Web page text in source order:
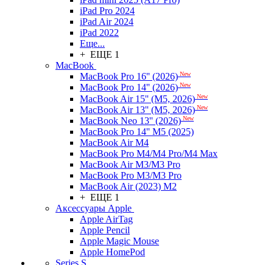
iPad Pro 2024
iPad Air 2024
iPad 2022
Еще...
+ ЕЩЕ 1
MacBook
MacBook Pro 16'' (2026) New
MacBook Pro 14'' (2026) New
MacBook Air 15'' (M5, 2026) New
MacBook Air 13'' (M5, 2026) New
MacBook Neo 13'' (2026) New
MacBook Pro 14'' M5 (2025)
MacBook Air M4
MacBook Pro M4/M4 Pro/M4 Max
MacBook Air M3/M3 Pro
MacBook Pro M3/M3 Pro
MacBook Air (2023) M2
+ ЕЩЕ 1
Аксессуары Apple
Apple AirTag
Apple Pencil
Apple Magic Mouse
Apple HomePod